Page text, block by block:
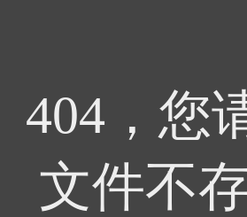
404，您
文件不